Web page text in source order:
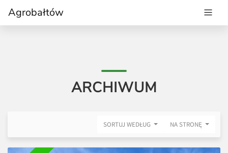
Agrobałtów
ARCHIWUM
SORTUJ WEDŁUG NA STRONĘ